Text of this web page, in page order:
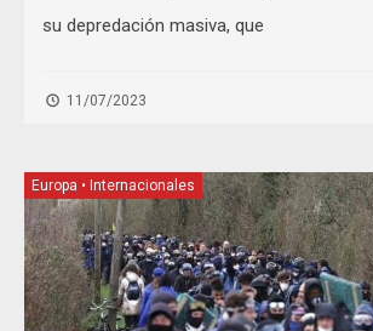
su depredación masiva, que
11/07/2023
Europa • Internacionales